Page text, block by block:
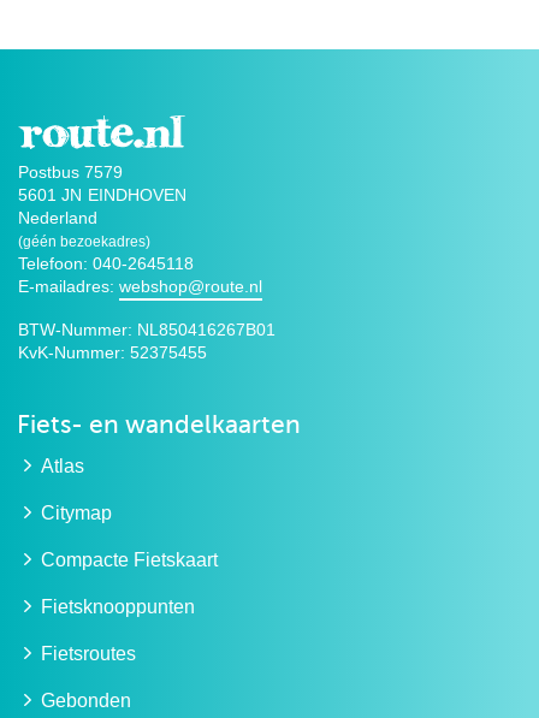
Postbus 7579
5601 JN EINDHOVEN
Nederland
(géén bezoekadres)
Telefoon: 040-2645118
E-mailadres: webshop@route.nl
BTW-Nummer: NL850416267B01
KvK-Nummer: 52375455
Fiets- en wandelkaarten
Atlas
Citymap
Compacte Fietskaart
Fietsknooppunten
Fietsroutes
Gebonden